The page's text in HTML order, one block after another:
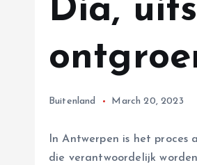
Dia,
Buitenland March 20, 2023
In Antwerpen is het
die verantwoordelijk